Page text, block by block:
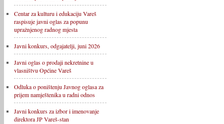
Centar za kulturu i edukaciju Vareš
raspisuje javni oglas za popunu
upražnjenog radnog mjesta
Javni konkurs, odgajatelji, juni 2026
Javni oglas o prodaji nekretnine u
vlasništvu Općine Vareš
Odluka o poništenju Javnog oglasa za
prijem namještenika u radni odnos
Javni konkurs za izbor i imenovanje
direktora JP Vareš-stan